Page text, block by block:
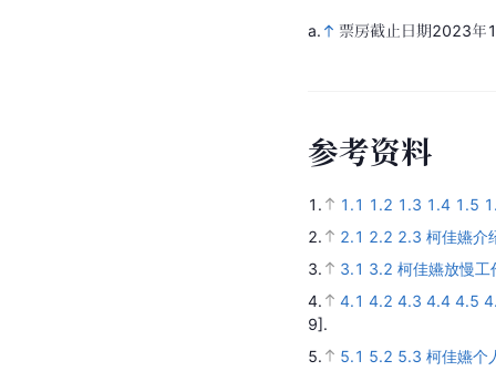
a. 票房截止日期2023年
参考资料
1. 1.1 1.2 1.3 1.4 1.5
2.
2.1 2.2 2.3 柯佳嬿介
3.
3.1 3.2 柯佳嬿放慢工
4.
4.1 4.2 4.3 4.4 4.5
9].
5.
5.1 5.2 5.3 柯佳嬿个